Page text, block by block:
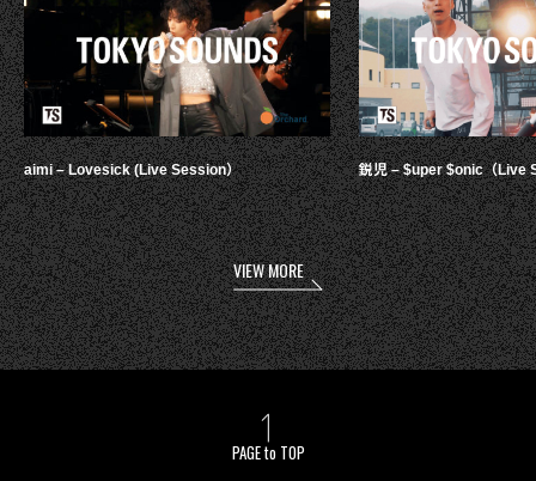
aimi – Lovesick (Live Session） 鋭児 – $uper $onic（Live
VIEW MORE
PAGE to TOP